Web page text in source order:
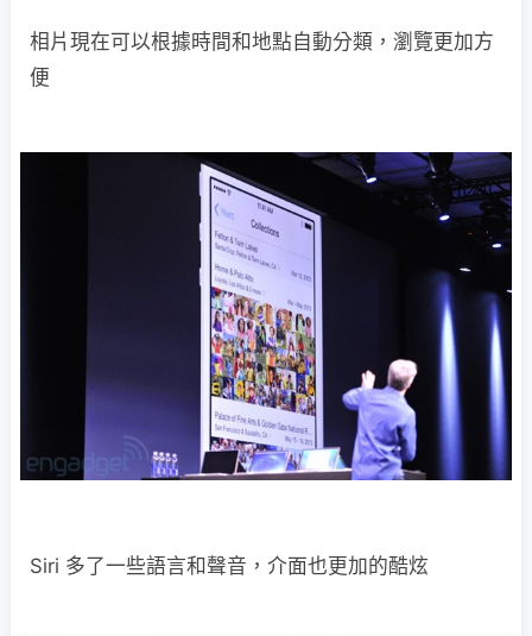
相片現在可以根據時間和地點自動分類，瀏覽更加方
便
Siri 多了一些語言和聲音，介面也更加的酷炫